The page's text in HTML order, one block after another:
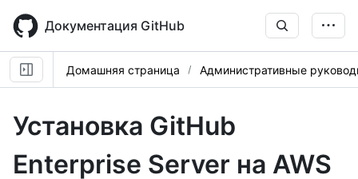
main
content
Документация GitHub
Домашняя страница Административные
Установка GitHub
Enterprise Server на AWS